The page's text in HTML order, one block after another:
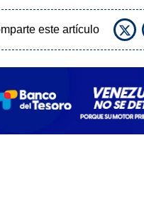
este artículo